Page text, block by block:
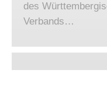
des
Verbands…